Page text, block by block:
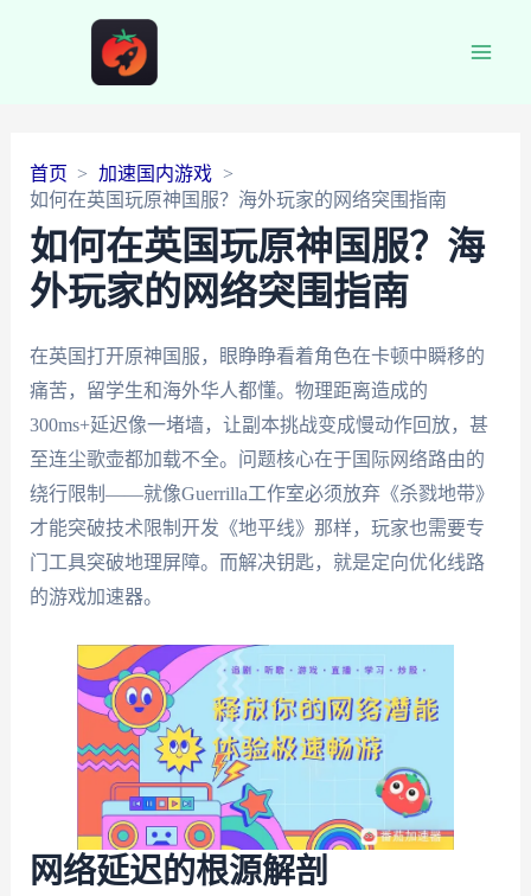
首页
加速国内游戏
如何在英国玩原神国服？海外玩家的网络突围指南
如何在英国玩原神国服？海
外玩家的网络突围指南
在英国打开原神国服，眼睁睁看着角色在卡顿中瞬移的
痛苦，留学生和海外华人都懂。物理距离造成的
300ms+延迟像一堵墙，让副本挑战变成慢动作回放，甚
至连尘歌壶都加载不全。问题核心在于国际网络路由的
绕行限制——就像Guerrilla工作室必须放弃《杀戮地带》
才能突破技术限制开发《地平线》那样，玩家也需要专
门工具突破地理屏障。而解决钥匙，就是定向优化线路
的游戏加速器。
网络延迟的根源解剖